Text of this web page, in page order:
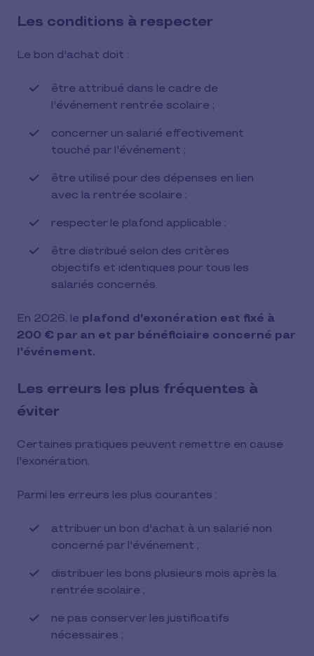
Les conditions à respecter
Le bon d'achat doit :
être attribué dans le cadre de
l'événement rentrée scolaire ;
concerner un salarié effectivement
touché par l'événement ;
être utilisé pour des dépenses en lien
avec la rentrée scolaire ;
respecter le plafond applicable ;
être distribué selon des critères
objectifs et identiques pour tous les
salariés concernés.
En 2026, le plafond d'exonération est fixé à
200 € par an et par bénéficiaire concerné par
l'événement.
Les erreurs les plus fréquentes à
éviter
Certaines pratiques peuvent remettre en cause
l'exonération.
Parmi les erreurs les plus courantes :
attribuer un bon d'achat à un salarié non
concerné par l'événement ;
distribuer les bons plusieurs mois après la
rentrée scolaire ;
ne pas conserver les justificatifs
nécessaires ;